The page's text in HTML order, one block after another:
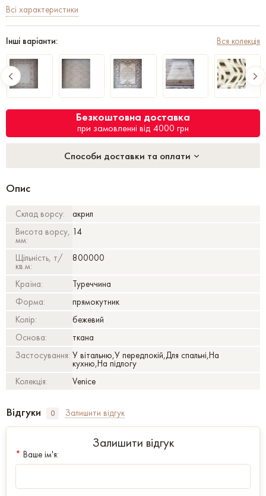
Всі характеристики
Інші варіанти: Вся колекція
Безкоштовна доставка
при замовленні від 4000 грн
Способи доставки та оплати
Опис
Склад ворсу:
акрил
Висота ворсу,
мм:
14
Щільність, т/
кв.м:
800000
Країна:
Туреччина
Форма:
прямокутник
Колір:
бежевий
Основа:
ткана
Застосування: У вітальню,У передпокій,Для спальні,На
кухню,На підлогу
Колекція:
Venice
Відгуки 0 Залишити відгук
Залишити відгук
* Ваше ім'я: